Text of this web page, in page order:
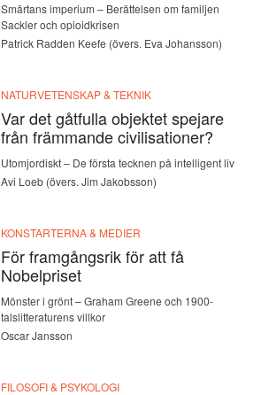
Smärtans imperium – Berättelsen om familjen
Sackler och opioidkrisen
Patrick Radden Keefe (övers. Eva Johansson)
NATURVETENSKAP & TEKNIK
Var det gåtfulla objektet spejare
från främmande civilisationer?
Utomjordiskt – De första tecknen på intelligent liv
Avi Loeb (övers. Jim Jakobsson)
KONSTARTERNA & MEDIER
För framgångsrik för att få
Nobelpriset
Mönster i grönt – Graham Greene och 1900-
talslitteraturens villkor
Oscar Jansson
FILOSOFI & PSYKOLOGI